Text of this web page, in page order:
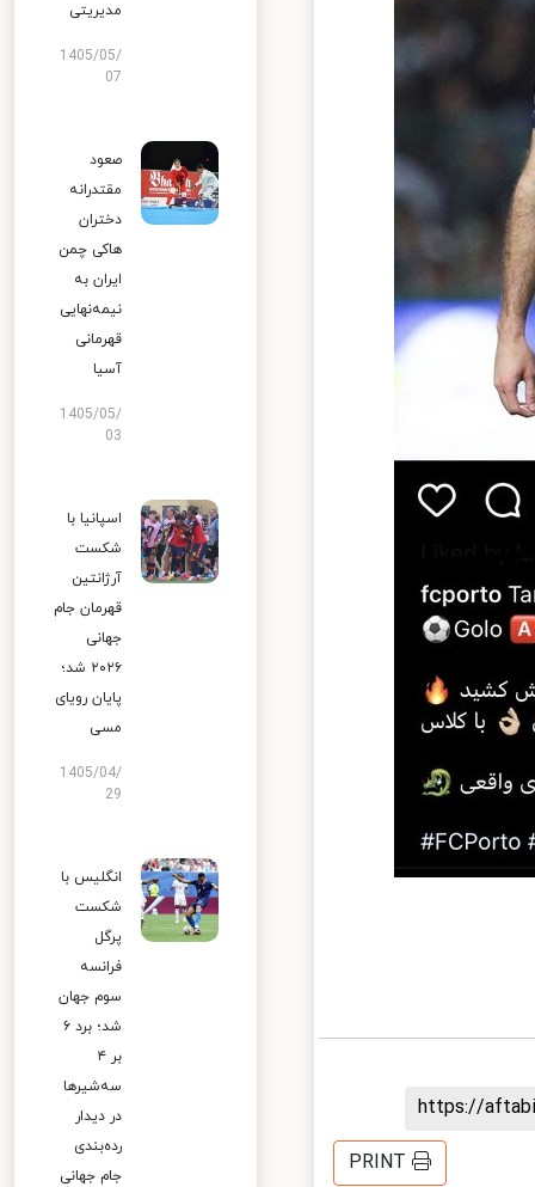
https://
PRINT
مدیریتی
1405/05/
07
صعود
مقتدرانه
دختران
هاکی چمن
ایران به
نیمه‌نهایی
قهرمانی
آسیا
1405/05/
03
اسپانیا با
شکست
آرژانتین
قهرمان جام
جهانی
۲۰۲۶ شد؛
پایان رویای
مسی
1405/04/
29
انگلیس با
شکست
پرگل
فرانسه
سوم جهان
شد؛ برد ۶
بر ۴
سه‌شیرها
در دیدار
رده‌بندی
جام جهانی